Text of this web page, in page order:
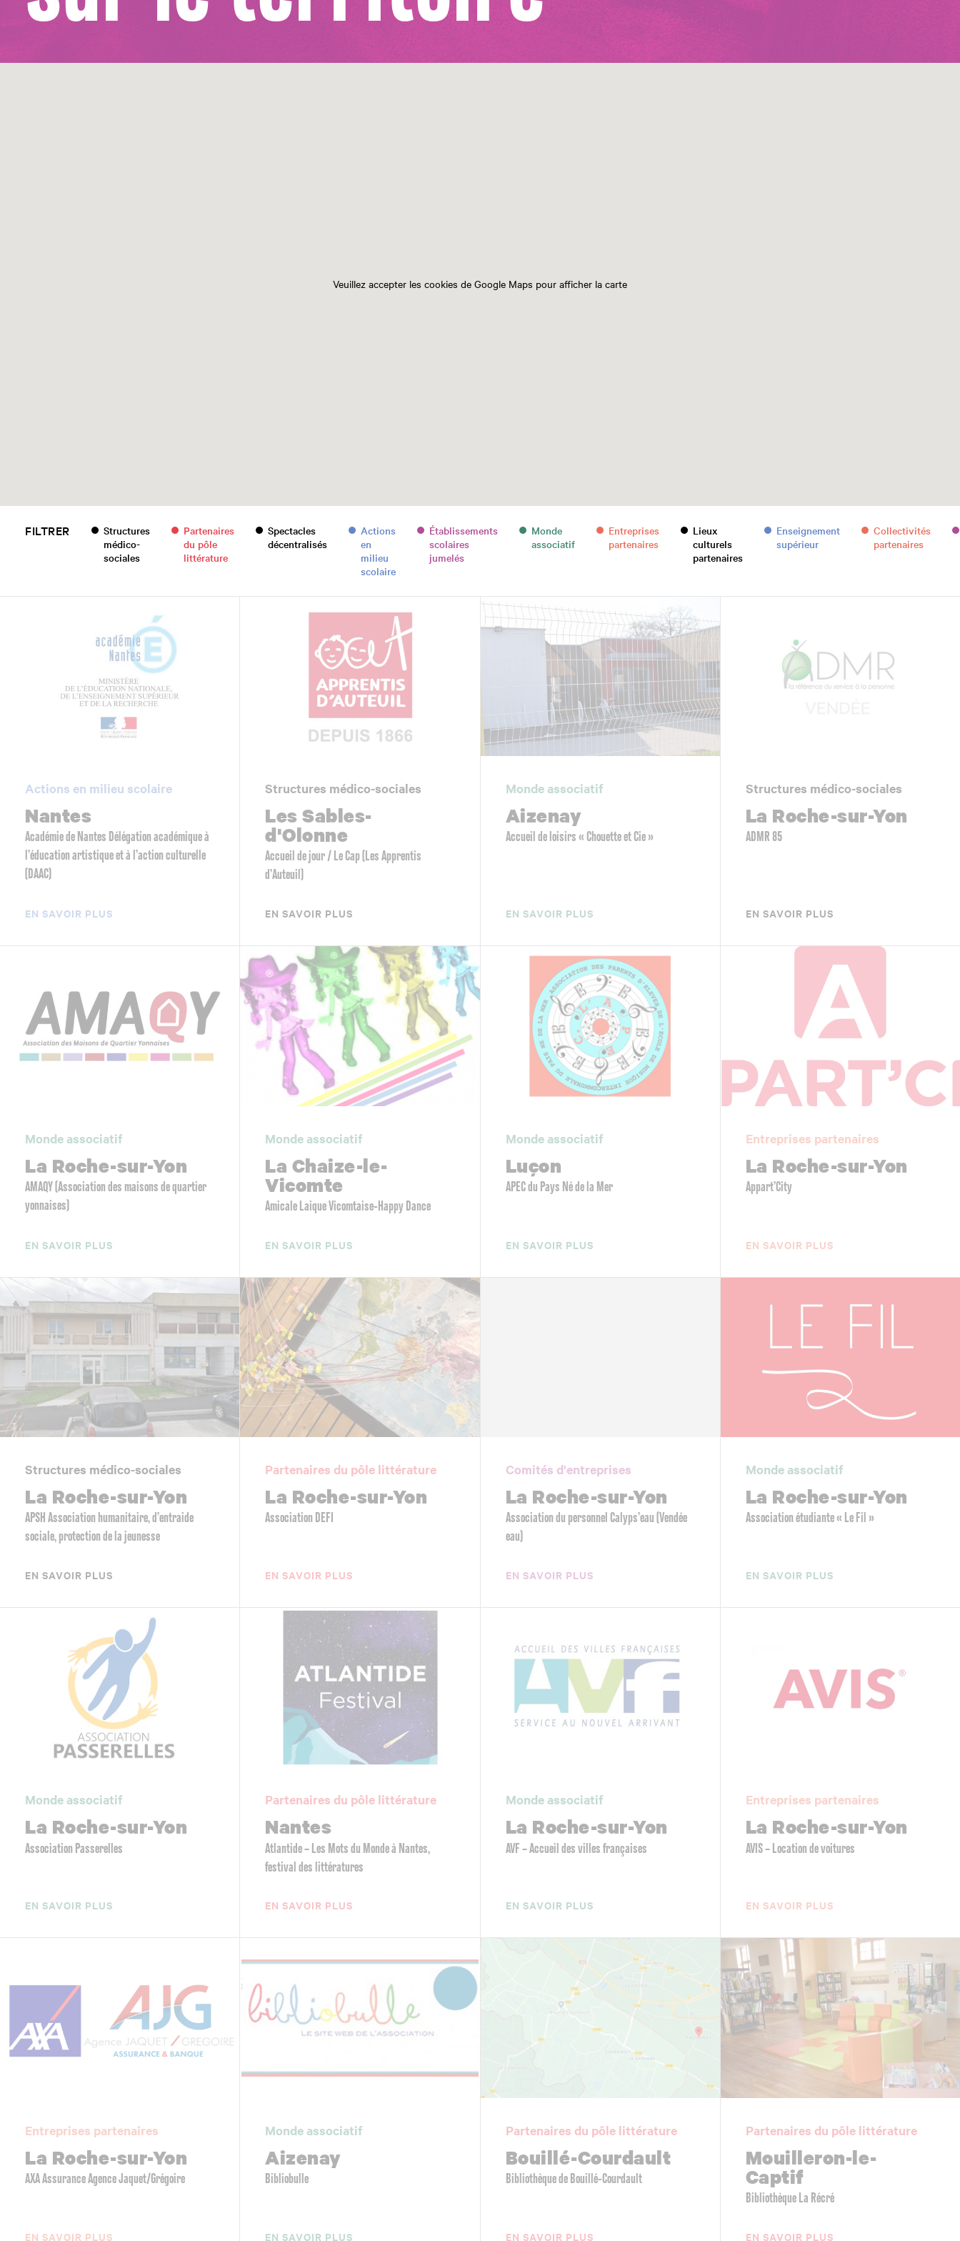
FILTRER
Structures
médico-
sociales
Partenaires
du pôle
littérature
Spectacles
décentralisés
Actions
en
milieu
scolaire
Établissements
scolaires
jumelés
Monde
associatif
Entreprises
partenaires
Lieux
culturels
partenaires
Enseignement
supérieur
Collectivités
partenaires
Actions en milieu scolaire
Nantes
Académie de Nantes Délégation académique à
l’éducation artistique et à l’action culturelle
(DAAC)
EN SAVOIR PLUS
Structures médico-sociales
Les Sables-
d'Olonne
Accueil de jour / Le Cap (Les Apprentis
d’Auteuil)
EN SAVOIR PLUS
Monde associatif
Aizenay
Accueil de loisirs « Chouette et Cie »
EN SAVOIR PLUS
Structures médico-sociales
La Roche-sur-Yon
ADMR 85
EN SAVOIR PLUS
Monde associatif
La Roche-sur-Yon
AMAQY (Association des maisons de quartier
yonnaises)
EN SAVOIR PLUS
Monde associatif
La Chaize-le-
Vicomte
Amicale Laique Vicomtaise-Happy Dance
EN SAVOIR PLUS
Monde associatif
Luçon
APEC du Pays Né de la Mer
EN SAVOIR PLUS
Entreprises partenaires
La Roche-sur-Yon
Appart’City
EN SAVOIR PLUS
Structures médico-sociales
La Roche-sur-Yon
APSH Association humanitaire, d’entraide
sociale, protection de la jeunesse
EN SAVOIR PLUS
Partenaires du pôle littérature
La Roche-sur-Yon
Association DEFI
EN SAVOIR PLUS
Comités d'entreprises
La Roche-sur-Yon
Association du personnel Calyps’eau (Vendée
eau)
EN SAVOIR PLUS
Monde associatif
La Roche-sur-Yon
Association étudiante « Le Fil »
EN SAVOIR PLUS
Monde associatif
La Roche-sur-Yon
Association Passerelles
EN SAVOIR PLUS
Partenaires du pôle littérature
Nantes
Atlantide – Les Mots du Monde à Nantes,
festival des littératures
EN SAVOIR PLUS
Monde associatif
La Roche-sur-Yon
AVF – Accueil des villes françaises
EN SAVOIR PLUS
Entreprises partenaires
La Roche-sur-Yon
AVIS – Location de voitures
EN SAVOIR PLUS
Entreprises partenaires
La Roche-sur-Yon
AXA Assurance Agence Jaquet/Grégoire
EN SAVOIR PLUS
Monde associatif
Aizenay
Bibliobulle
EN SAVOIR PLUS
Partenaires du pôle littérature
Bouillé-Courdault
Bibliothèque de Bouillé-Courdault
EN SAVOIR PLUS
Partenaires du pôle littérature
Mouilleron-le-
Captif
Bibliothèque La Récré
EN SAVOIR PLUS